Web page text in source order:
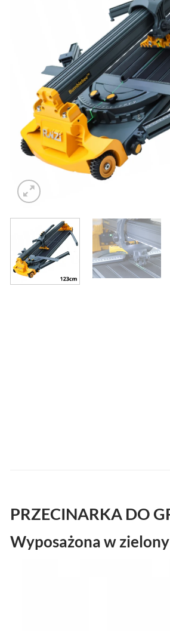
PRZECINARKA DO
Wyposażona w